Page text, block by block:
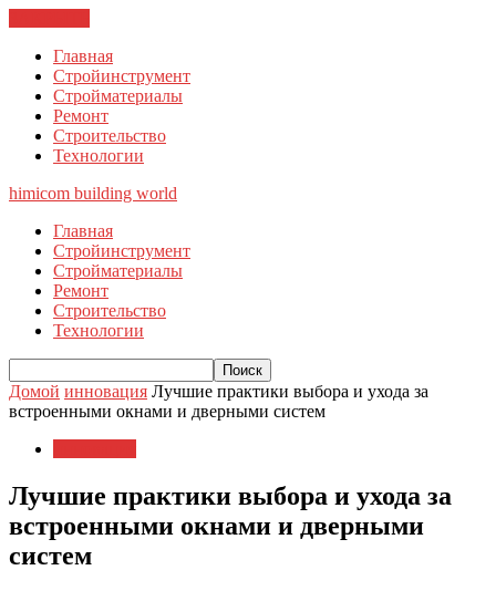
Главная
Стройинструмент
Стройматериалы
Ремонт
Строительство
Технологии
himicom building world
Главная
Стройинструмент
Стройматериалы
Ремонт
Строительство
Технологии
Домой инновация Лучшие практики выбора и ухода за
встроенными окнами и дверными систем
Лучшие практики выбора и ухода за
встроенными окнами и дверными
систем